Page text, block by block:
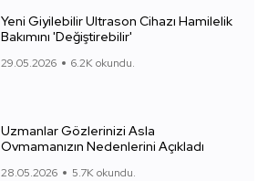
Yeni Giyilebilir Ultrason Cihazı Hamilelik
Bakımını 'Değiştirebilir'
29.05.2026 6.2K okundu.
Uzmanlar Gözlerinizi Asla
Ovmamanızın Nedenlerini Açıkladı
28.05.2026 5.7K okundu.